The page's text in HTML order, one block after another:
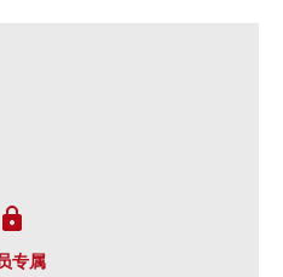

专属